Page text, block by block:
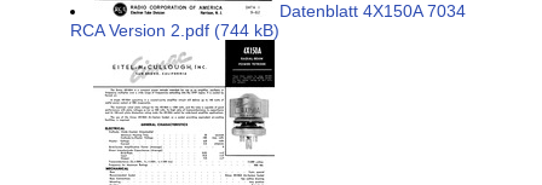
Datenblatt 4X150A 7034
RCA Version 2.pdf (744 kB)